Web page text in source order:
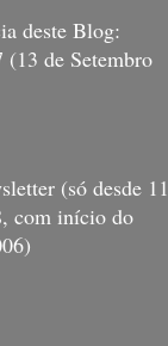
deste Blog:
de Setembro
(só desde 11
com início do